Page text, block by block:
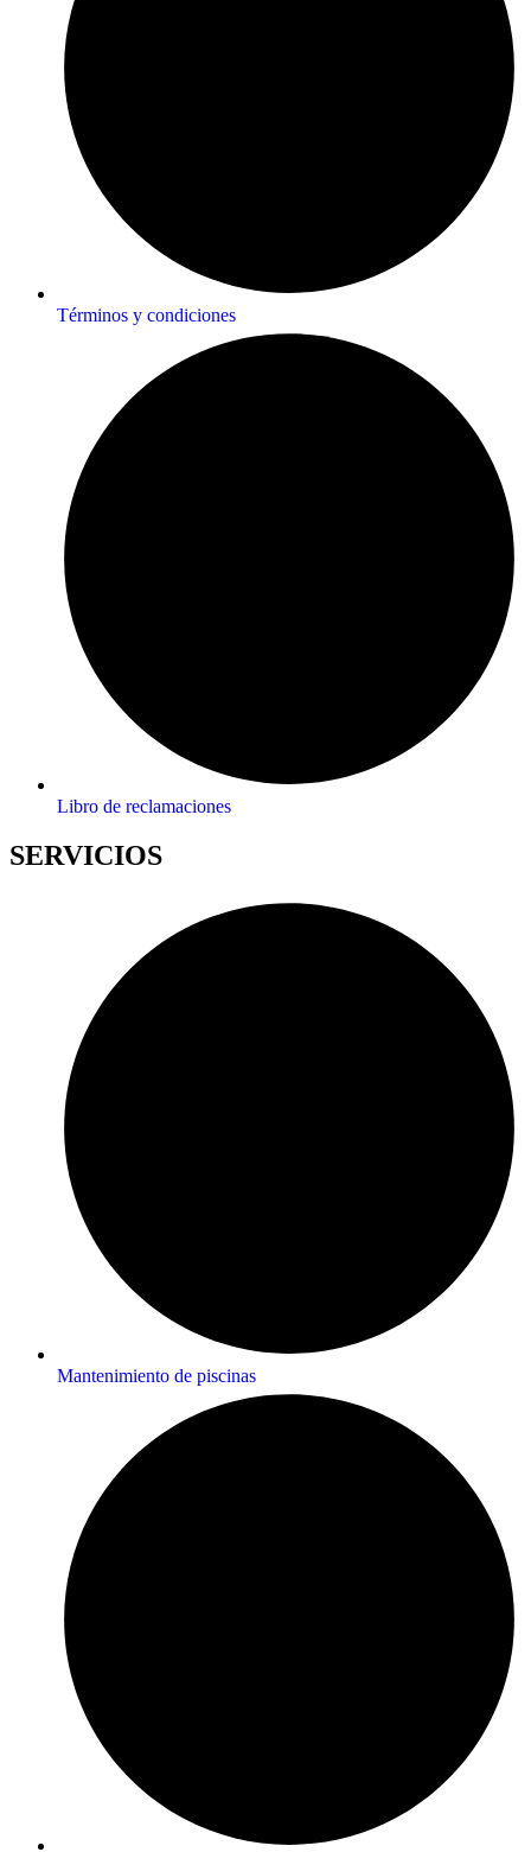
Términos y condiciones
Libro de reclamaciones
SERVICIOS
Mantenimiento de piscinas